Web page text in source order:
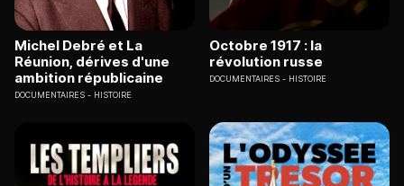
Michel Debré et La
Réunion, dérives d'une
ambition républicaine
DOCUMENTAIRES HISTOIRE
Octobre 1917 : la
révolution russe
DOCUMENTAIRES HISTOIRE